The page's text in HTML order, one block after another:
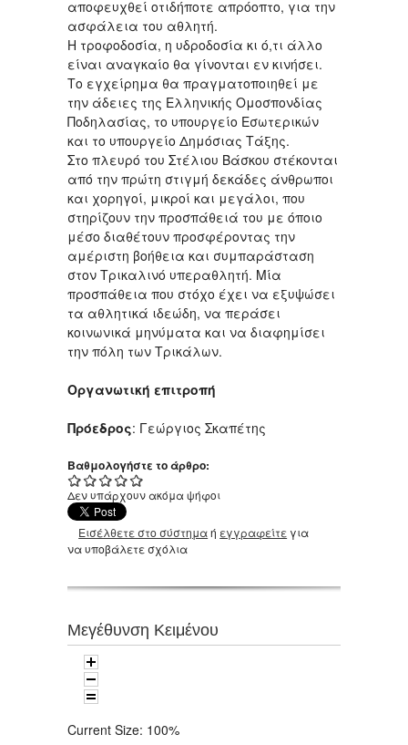
αποφευχθεί οτιδήποτε απρόοπτο, για την
ασφάλεια του αθλητή.
Η τροφοδοσία, η υδροδοσία κι ό,τι άλλο
είναι αναγκαίο θα γίνονται εν κινήσει.
Το εγχείρημα θα πραγματοποιηθεί με
την άδειες της Ελληνικής Ομοσπονδίας
Ποδηλασίας, το υπουργείο Εσωτερικών
και το υπουργείο Δημόσιας Τάξης.
Στο πλευρό του Στέλιου Βάσκου στέκονται
από την πρώτη στιγμή δεκάδες άνθρωποι
και χορηγοί, μικροί και μεγάλοι, που
στηρίζουν την προσπάθειά του με όποιο
μέσο διαθέτουν προσφέροντας την
αμέριστη βοήθεια και συμπαράσταση
στον Τρικαλινό υπεραθλητή. Μία
προσπάθεια που στόχο έχει να εξυψώσει
τα αθλητικά ιδεώδη, να περάσει
κοινωνικά μηνύματα και να διαφημίσει
την πόλη των Τρικάλων.
Οργανωτική επιτροπή
Πρόεδρος: Γεώργιος Σκαπέτης
Βαθμολογήστε το άρθρο:
Δεν υπάρχουν ακόμα ψήφοι
Εισέλθετε στο σύστημαή εγγραφείτε για
να υποβάλετε σχόλια
Μεγέθυνση Κειμένου
Current Size: 100%